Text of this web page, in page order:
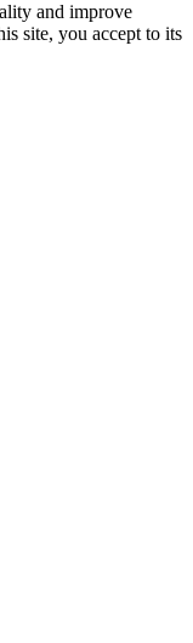
and improve
site, you accept to its